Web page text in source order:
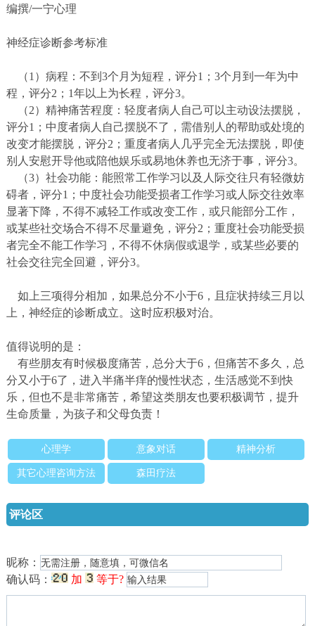
编撰/一宁心理
神经症诊断参考标准
（1）病程：不到3个月为短程，评分1；3个月到一年为中
程，评分2；1年以上为长程，评分3。
（2）精神痛苦程度：轻度者病人自己可以主动设法摆脱，
评分1；中度者病人自己摆脱不了，需借别人的帮助或处境的
改变才能摆脱，评分2；重度者病人几乎完全无法摆脱，即使
别人安慰开导他或陪他娱乐或易地休养也无济于事，评分3。
（3）社会功能：能照常工作学习以及人际交往只有轻微妨
碍者，评分1；中度社会功能受损者工作学习或人际交往效率
显著下降，不得不减轻工作或改变工作，或只能部分工作，
或某些社交场合不得不尽量避免，评分2；重度社会功能受损
者完全不能工作学习，不得不休病假或退学，或某些必要的
社会交往完全回避，评分3。
如上三项得分相加，如果总分不小于6，且症状持续三月以
上，神经症的诊断成立。这时应积极对治。
值得说明的是：
有些朋友有时候极度痛苦，总分大于6，但痛苦不多久，总
分又小于6了，进入半痛半痒的慢性状态，生活感觉不到快
乐，但也不是非常痛苦，希望这类朋友也要积极调节，提升
生命质量，为孩子和父母负责！
心理学 意象对话 精神分析
其它心理咨询方法 森田疗法
评论区
昵称：
确认码：
加 等于?